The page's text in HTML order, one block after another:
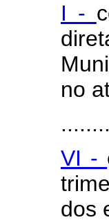
I -
no
VI -
dos